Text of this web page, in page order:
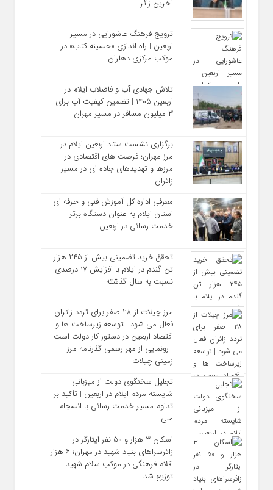
آخرین زائر
ترویج فرهنگ عاشورایی در مسیر
اربعین | راه‌ اندازی «حسینه کتاب» در
موکب مرکزی دهلران
تلاش جهادی آب و فاضلاب ایلام در
اربعین ۱۴۰۵ | تضمین کیفیت آب برای
۳ میلیون مسافر در مسیر مهران
برگزاری نشست ستاد اربعین ایلام در
مرز مهران؛ فرصت‌ های اقتصادی در
مرزها و تهدیدهای جاده‌ ای در مسیر
زائران
معرفی اداره کل آموزش فنی و حرفه‌ ای
استان ایلام به‌ عنوان دستگاه برتر
خدمت‌ رسانی در اربعین
تحقق خرید تضمینی بیش از ۲۴۵ هزار
تن گندم در ایلام با افزایش ۱۷ درصدی
نسبت به سال گذشته
مرز چیلات از ۲۸ صفر برای تردد زائران
فعال می‌ شود | توسعه زیرساخت‌ ها و
اقتصاد اربعین در دستور کار دولت است
| رونمایی از مهر رسمی گذرنامه مرز
زمینی چیلات
تجلیل سخنگوی دولت از میزبانی
شایسته مردم ایلام در اربعین | تأکید بر
تداوم مسیر خدمت‌ رسانی با انسجام
ملی
اسکان ۳ هزار و ۵۰ نفر ایثارگر در
زائرسراهای بنیاد شهید در مهران؛ ۶ هزار
اقلام فرهنگی در موکب سلام شهید
توزیع شد